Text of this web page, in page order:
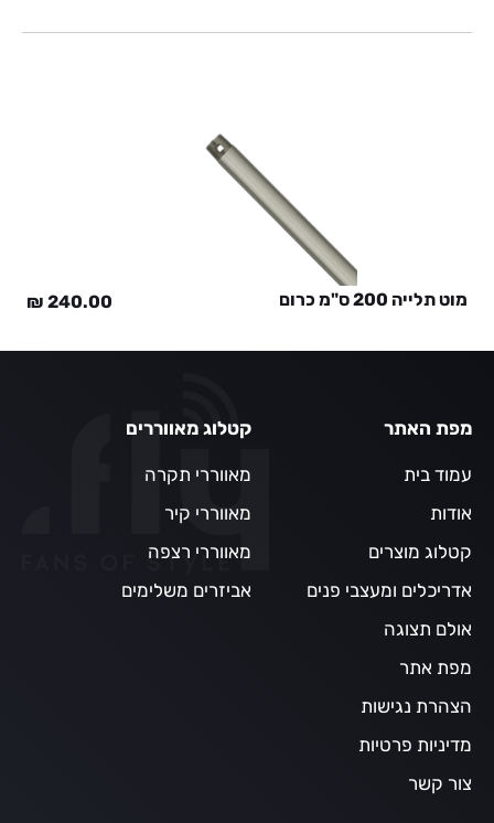
מוט תלייה 200 ס"מ כרום 240.00
₪
מפת האתר
עמוד בית
אודות
קטלוג מוצרים
אדריכלים ומעצבי פנים
אולם תצוגה
מפת אתר
הצהרת נגישות
מדיניות פרטיות
צור קשר
קטלוג מאווררים
מאווררי תקרה
מאווררי קיר
מאווררי רצפה
אביזרים משלימים